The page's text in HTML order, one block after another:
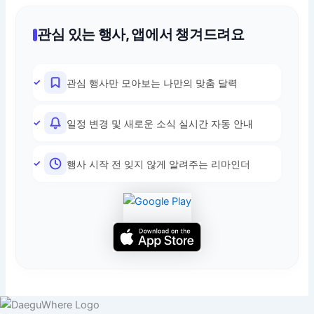
관심 있는 행사, 앱에서 챙겨드려요
관심 행사만 모아보는 나만의 맞춤 달력
일정 변경 및 새로운 소식 실시간 자동 안내
행사 시작 전 잊지 않게 알려주는 리마인더